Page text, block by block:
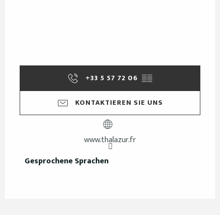
+33 5 57 72 06 ▒▒
KONTAKTIEREN SIE UNS
www.thalazur.fr
Gesprochene Sprachen
Gesprochene Sprachen